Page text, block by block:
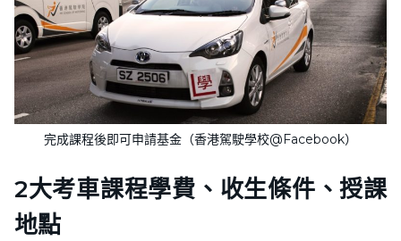
完成課程後即可申請基金（香港駕駛學校@Facebook）
2大考車課程學費、收生條件、授課
地點